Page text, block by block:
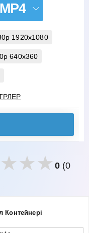
MP4
1920x1080
640x360
0(0
Контейнері